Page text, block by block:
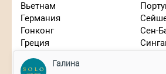
Вьетнам
Германия
Гонконг
Греция
Индонезия
Сен-
Галина